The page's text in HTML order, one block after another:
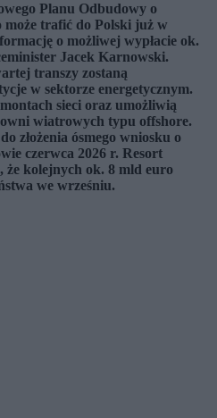
Planu Odbudowy o
trafić do Polski już w
o możliwej wypłacie ok.
Jacek Karnowski.
transzy zostaną
w sektorze energetycznym.
sieci oraz umożliwią
wiatrowych typu offshore.
złożenia ósmego wniosku o
czerwca 2026 r. Resort
że kolejnych ok. 8 mld euro
we wrześniu.